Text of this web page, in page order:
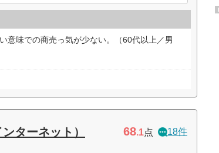
意味での商売っ気が少ない。（60代以上／男
ターネット） 68.1点 18件